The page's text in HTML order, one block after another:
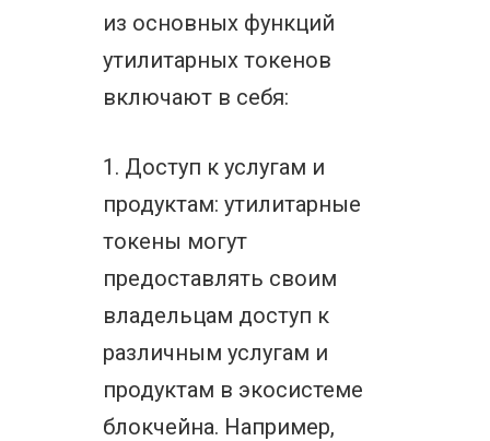
из основных функций
утилитарных токенов
включают в себя:
1. Доступ к услугам и
продуктам: утилитарные
токены могут
предоставлять своим
владельцам доступ к
различным услугам и
продуктам в экосистеме
блокчейна. Например,